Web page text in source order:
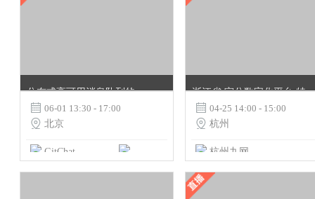
分布式高可用消息队列的原理与实践
 06-01 13:30 - 17:00
 北京
GitChat
浙江省 室分数字化平台 特殊站点归档培训
 04-25 14:00 - 15:00
 杭州
杭州九网